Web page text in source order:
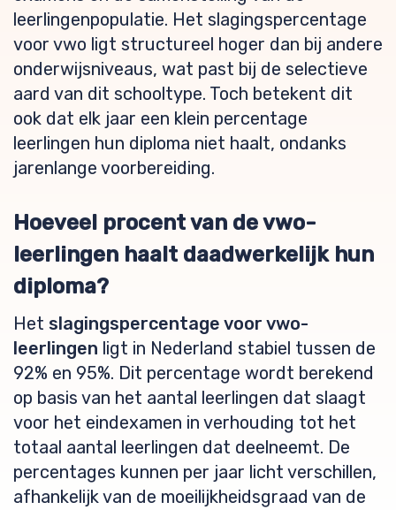
leerlingenpopulatie. Het slagingspercentage
voor vwo ligt structureel hoger dan bij andere
onderwijsniveaus, wat past bij de selectieve
aard van dit schooltype. Toch betekent dit
ook dat elk jaar een klein percentage
leerlingen hun diploma niet haalt, ondanks
jarenlange voorbereiding.
Hoeveel procent van de vwo-
leerlingen haalt daadwerkelijk hun
diploma?
Het slagingspercentage voor vwo-
leerlingen ligt in Nederland stabiel tussen de
92% en 95%. Dit percentage wordt berekend
op basis van het aantal leerlingen dat slaagt
voor het eindexamen in verhouding tot het
totaal aantal leerlingen dat deelneemt. De
percentages kunnen per jaar licht verschillen,
afhankelijk van de moeilijkheidsgraad van de